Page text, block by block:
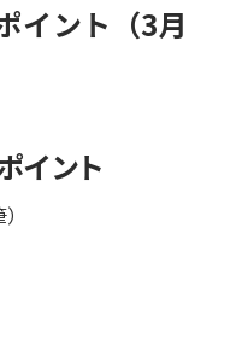
イント（3月
イント